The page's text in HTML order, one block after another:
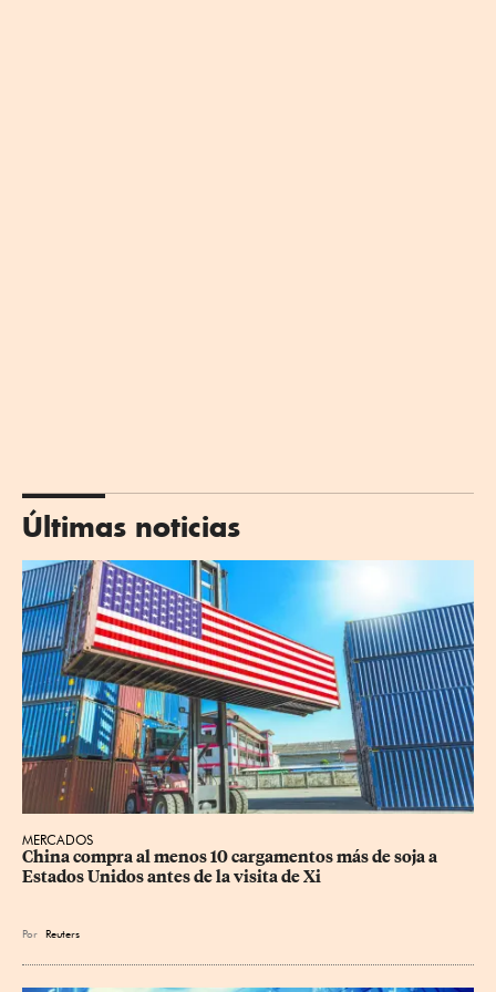
Últimas noticias
MERCADOS
China compra al menos 10 cargamentos más de soja a
Estados Unidos antes de la visita de Xi
Por Reuters